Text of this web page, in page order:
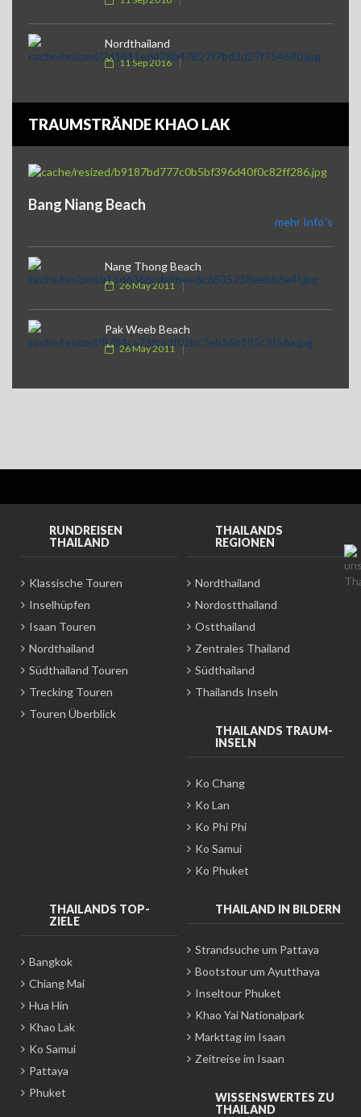
Nordthailand
11 Sep 2016
TRAUMSTRÄNDE KHAO LAK
Bang Niang Beach
mehr Info´s
Nang Thong Beach
26 May 2011
Pak Weeb Beach
26 May 2011
RUNDREISEN
THAILAND
Klassische Touren
Inselhüpfen
Isaan Touren
Nordthailand
Südthailand Touren
Trecking Touren
Touren Überblick
THAILANDS
REGIONEN
Nordthailand
Nordostthailand
Ostthailand
Zentrales Thailand
Südthailand
Thailands Inseln
THAILANDS TRAUM-
INSELN
Ko Chang
Ko Lan
Ko Phi Phi
Ko Samui
Ko Phuket
THAILANDS TOP-
ZIELE
Bangkok
Chiang Mai
Hua Hin
Khao Lak
Ko Samui
Pattaya
Phuket
THAILAND IN BILDERN
Strandsuche um Pattaya
Bootstour um Ayutthaya
Inseltour Phuket
Khao Yai Nationalpark
Markttag im Isaan
Zeitreise im Isaan
WISSENSWERTES ZU
THAILAND